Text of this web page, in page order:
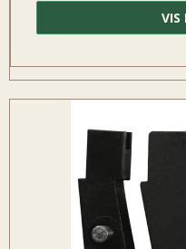
VIS